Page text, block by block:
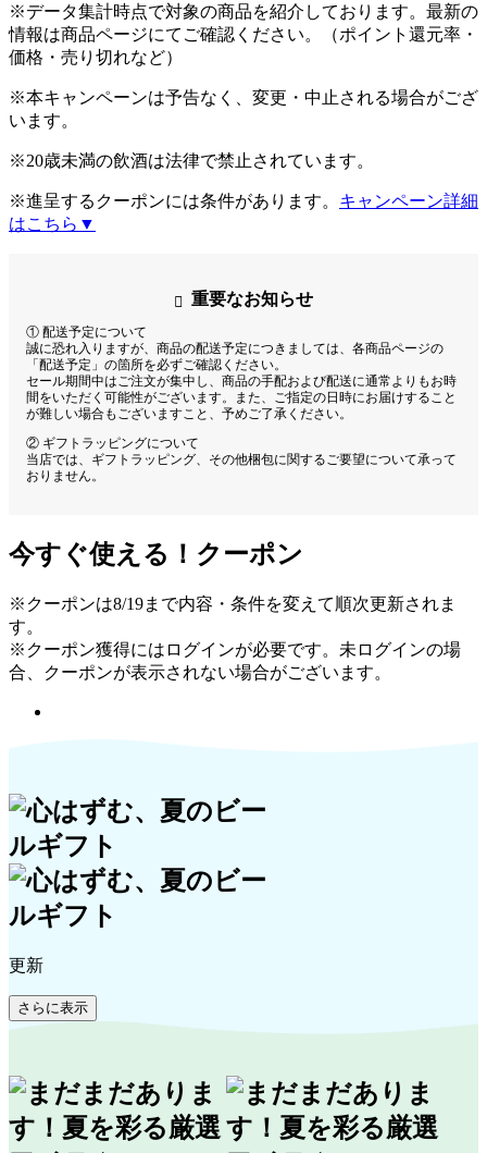
※データ集計時点で対象の商品を紹介しております。最新の
情報は商品ページにてご確認ください。（ポイント還元率・
価格・売り切れなど）
※本キャンペーンは予告なく、変更・中止される場合がござ
います。
※20歳未満の飲酒は法律で禁止されています。
※進呈するクーポンには条件があります。 キャンペーン詳細
はこちら▼
重要なお知らせ
① 配送予定について
誠に恐れ入りますが、商品の配送予定につきましては、各商品ページの
「配送予定」の箇所を必ずご確認ください。
セール期間中はご注文が集中し、商品の手配および配送に通常よりもお時
間をいただく可能性がございます。また、ご指定の日時にお届けすること
が難しい場合もございますこと、予めご了承ください。
② ギフトラッピングについて
当店では、ギフトラッピング、その他梱包に関するご要望について承って
おりません。
今すぐ使える！クーポン
※クーポンは8/19まで内容・条件を変えて順次更新されま
す。
※クーポン獲得にはログインが必要です。未ログインの場
合、クーポンが表示されない場合がございます。
更新
さらに表示